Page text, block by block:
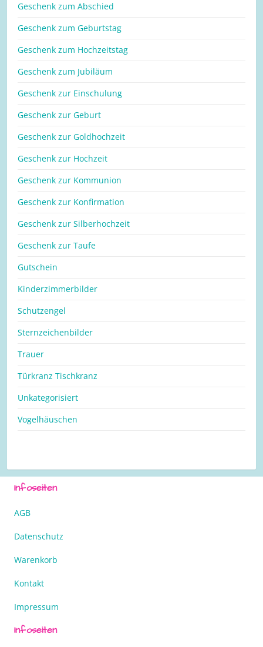
Geschenk zum Abschied
Geschenk zum Geburtstag
Geschenk zum Hochzeitstag
Geschenk zum Jubiläum
Geschenk zur Einschulung
Geschenk zur Geburt
Geschenk zur Goldhochzeit
Geschenk zur Hochzeit
Geschenk zur Kommunion
Geschenk zur Konfirmation
Geschenk zur Silberhochzeit
Geschenk zur Taufe
Gutschein
Kinderzimmerbilder
Schutzengel
Sternzeichenbilder
Trauer
Türkranz Tischkranz
Unkategorisiert
Vogelhäuschen
Infoseiten
AGB
Datenschutz
Warenkorb
Kontakt
Impressum
Infoseiten